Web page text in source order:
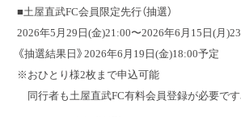
■土屋直武FC会員限定先行（抽選）
2026年5月29日(金)21:00〜2026年6月15日(月
《抽選結果日》2026年6月19日(金)18:00予定
※おひとり様2枚まで申込可能
同行者も土屋直武FC有料会員登録が必要です